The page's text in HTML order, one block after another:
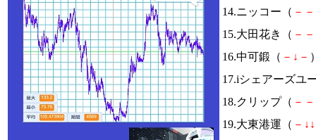
14.ニッコー（ － －
15.大田花き（ － －
16.中可鍛（ － ↓ －
17.iシェアーズユ
18.クリップ（ － －
19.大東港運（ － ↓ ↓